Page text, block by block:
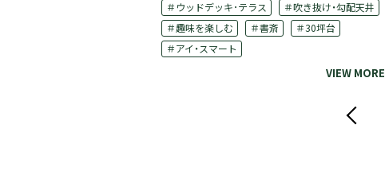
＃ウッドデッキ･テラス
＃吹き抜け・勾配天井
＃趣味を楽しむ
＃書斎
＃30坪台
＃アイ・スマート
VIEW MORE
Prev